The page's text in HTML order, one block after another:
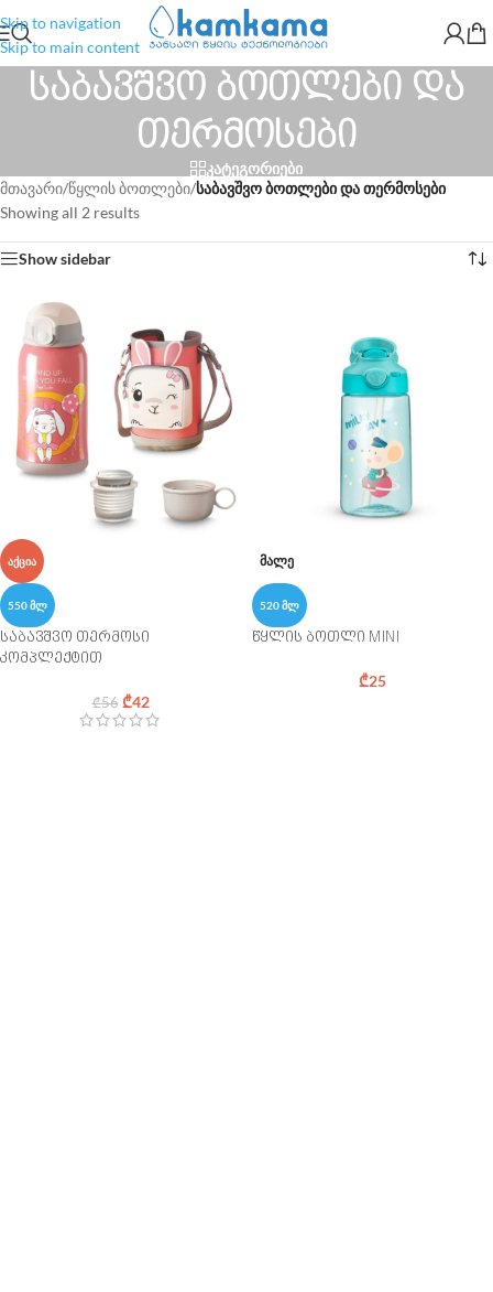
Skip to navigation
Skip to main content
საბავშვო ბოთლები და
თერმოსები
კატეგორიები
მთავარი/წყლის ბოთლები/საბავშვო ბოთლები და თერმოსები
Showing all 2 results
Show sidebar
ᲐᲥᲪᲘᲐ
550 ᲛᲚ
საბავშვო თერმოსი
კომპლექტით
₾56 ₾42
ᲛᲐᲚᲔ
520 ᲛᲚ
წყლის ბოთლი MINI
₾25